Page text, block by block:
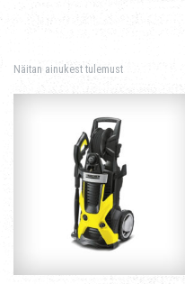
Näitan ainukest tulemust